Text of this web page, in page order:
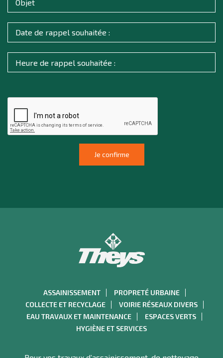
ASSAINISSEMENT
PROPRETÉ URBAINE
COLLECTE ET RECYCLAGE
VOIRIE RÉSEAUX DIVERS
EAU TRAVAUX ET MAINTENANCE
ESPACES VERTS
HYGIÈNE ET SERVICES